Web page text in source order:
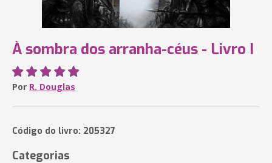
À sombra dos arranha-céus - Livro I
Por R. Douglas
Código do livro: 205327
Categorias